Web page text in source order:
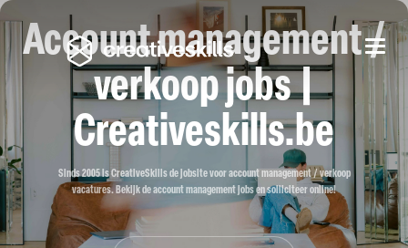
Account management /
verkoop jobs |
Creativeskills.be
Sinds 2005 is CreativeSkills de jobsite voor account management / verkoop
vacatures. Bekijk de account management jobs en solliciteer online!